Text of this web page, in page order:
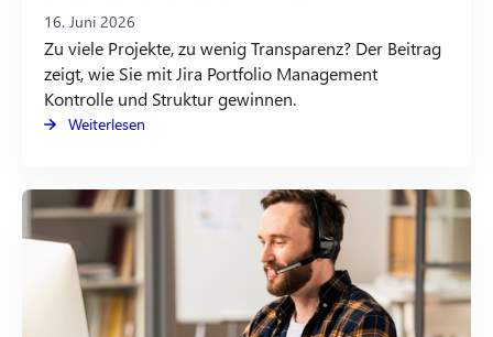
16. Juni 2026
Zu viele Projekte, zu wenig Transparenz? Der Beitrag
zeigt, wie Sie mit Jira Portfolio Management
Kontrolle und Struktur gewinnen.
Weiterlesen